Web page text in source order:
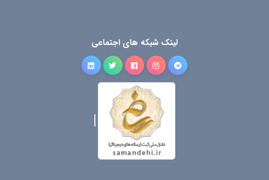
لینک شبکه های اجتماعی